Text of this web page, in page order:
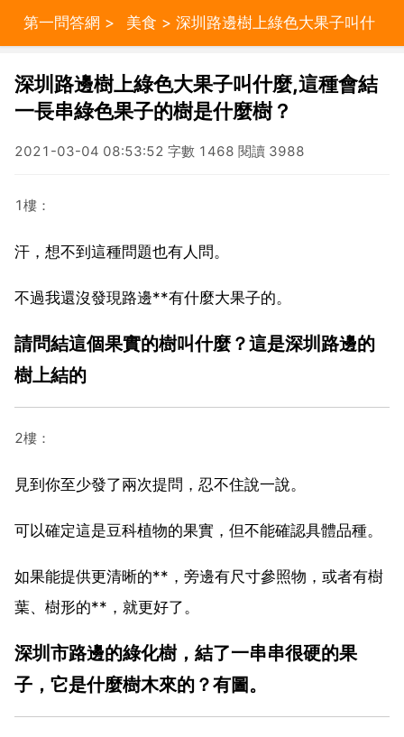
第一問答網 > 美食 > 深圳路邊樹上綠色大果子叫什
麼,這種會結一長串綠色果子的樹是什麼樹？
深圳路邊樹上綠色大果子叫什麼,這種會結
一長串綠色果子的樹是什麼樹？
2021-03-04 08:53:52 字數 1468 閱讀 3988
1樓：
汗，想不到這種問題也有人問。
不過我還沒發現路邊**有什麼大果子的。
請問結這個果實的樹叫什麼？這是深圳路邊的
樹上結的
2樓：
見到你至少發了兩次提問，忍不住說一說。
可以確定這是豆科植物的果實，但不能確認具體品種。
如果能提供更清晰的**，旁邊有尺寸參照物，或者有樹
葉、樹形的**，就更好了。
深圳市路邊的綠化樹，結了一串串很硬的果
子，它是什麼樹木來的？有圖。